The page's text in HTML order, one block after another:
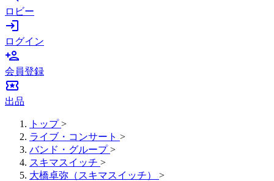
ロビー
login
ログイン
person_add
会員登録
local_activity
出品
トップ >
ライブ・コンサート >
バンド・グループ >
スキマスイッチ >
大橋卓弥（スキマスイッチ）
>